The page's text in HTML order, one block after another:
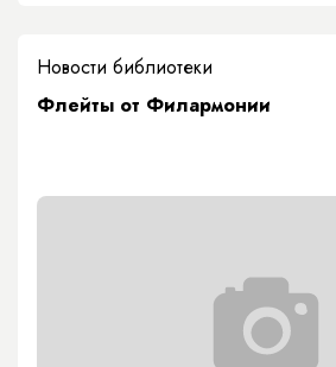
Новости библиотеки
Флейты от Филармонии